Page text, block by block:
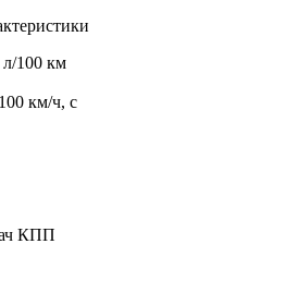
л/100 км
км/ч, с
КПП